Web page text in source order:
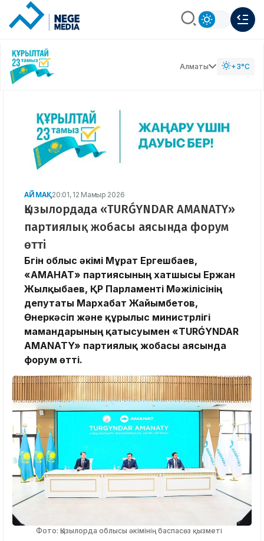
Алматы +3°C
АЙМАҚ20:01, 12 Мамыр 2026
Қызылордада «TURǴYNDAR AMANATY»
партиялық жобасы аясында форум
өтті
Бүгін облыс әкімі Мұрат Ергешбаев,
«АМАНАТ» партиясының хатшысы Ержан
Жылқыбаев, ҚР Парламенті Мәжілісінің
депутаты Мархабат Жайымбетов,
Өнеркәсіп және құрылыс министрлігі
мамандарының қатысуымен «TURǴYNDAR
AMANATY» партиялық жобасы аясында
форум өтті.
Фото: Қызылорда облысы әкімінің баспасөз қызметі